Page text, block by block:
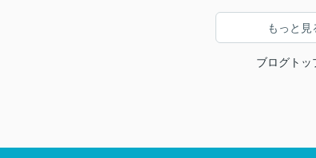
もっと見
ブログトッ